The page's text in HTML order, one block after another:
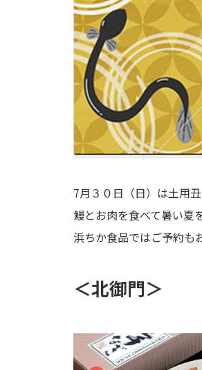
7月３０日（日）は土用
鰻とお肉を食べて暑い夏
浜ちか食品ではご予約も
＜北御門＞